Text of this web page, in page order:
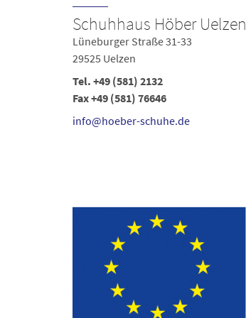
Schuhhaus Höber Uelzen
Lüneburger Straße 31-33
29525 Uelzen
Tel. +49 (581) 2132
Fax +49 (581) 76646
info@hoeber-schuhe.de